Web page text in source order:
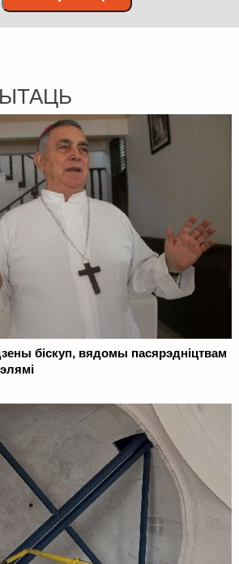
біскуп, вядомы пасярэдніцтвам